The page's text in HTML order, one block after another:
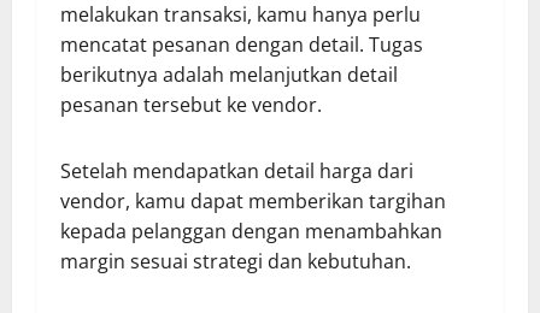
melakukan transaksi, kamu hanya perlu
mencatat pesanan dengan detail. Tugas
berikutnya adalah melanjutkan detail
pesanan tersebut ke vendor.
Setelah mendapatkan detail harga dari
vendor, kamu dapat memberikan targihan
kepada pelanggan dengan menambahkan
margin sesuai strategi dan kebutuhan.